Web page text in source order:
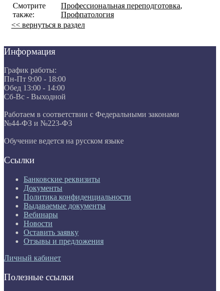
Смотрите
также:
Профессиональная переподготовка,
Профпатология
<< вернуться в раздел
Информация
График работы:
Пн-Пт 9:00 - 18:00
Обед 13:00 - 14:00
Сб-Вс - Выходной
Работаем в соответствии с Федеральными законами
№44-ФЗ и №223-ФЗ
Обучение ведется на русском языке
Ссылки
Банковские реквизиты
Документы
Политика конфиденциальности
Выдаваемые документы
Вебинары
Новости
Оставить заявку
Отзывы и предложения
Личный кабинет
Полезные ссылки